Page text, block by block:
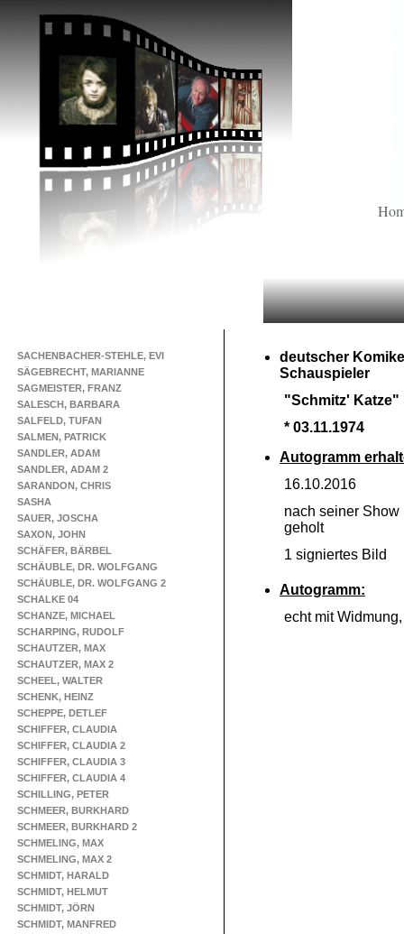
SACHENBACHER-STEHLE, EVI
SÄGEBRECHT, MARIANNE
SAGMEISTER, FRANZ
SALESCH, BARBARA
SALFELD, TUFAN
SALMEN, PATRICK
SANDLER, ADAM
SANDLER, ADAM 2
SARANDON, CHRIS
SASHA
SAUER, JOSCHA
SAXON, JOHN
SCHÄFER, BÄRBEL
SCHÄUBLE, DR. WOLFGANG
SCHÄUBLE, DR. WOLFGANG 2
SCHALKE 04
SCHANZE, MICHAEL
SCHARPING, RUDOLF
SCHAUTZER, MAX
SCHAUTZER, MAX 2
SCHEEL, WALTER
SCHENK, HEINZ
SCHEPPE, DETLEF
SCHIFFER, CLAUDIA
SCHIFFER, CLAUDIA 2
SCHIFFER, CLAUDIA 3
SCHIFFER, CLAUDIA 4
SCHILLING, PETER
SCHMEER, BURKHARD
SCHMEER, BURKHARD 2
SCHMELING, MAX
SCHMELING, MAX 2
SCHMIDT, HARALD
SCHMIDT, HELMUT
SCHMIDT, JÖRN
SCHMIDT, MANFRED
deutscher
Schauspieler
"Schmitz' Katze"
* 03.11.1974
Autogramm
16.10.2016
nach seiner Show
geholt
1 signiertes Bild
Autogramm:
echt mit